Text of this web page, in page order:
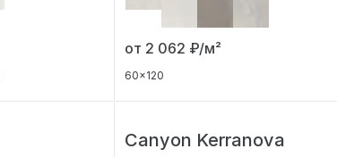
от 2 062 ₽/м²
60x120
Canyon Kerranova